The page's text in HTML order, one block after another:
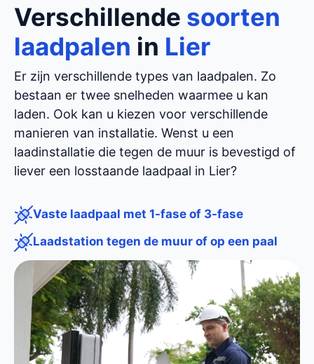
Verschillende soorten
laadpalen in Lier
Er zijn verschillende types van laadpalen. Zo
bestaan er twee snelheden waarmee u kan
laden. Ook kan u kiezen voor verschillende
manieren van installatie. Wenst u een
laadinstallatie die tegen de muur is bevestigd of
liever een losstaande laadpaal in Lier?
Vaste laadpaal met 1-fase of 3-fase
Laadstation tegen de muur of op een paal